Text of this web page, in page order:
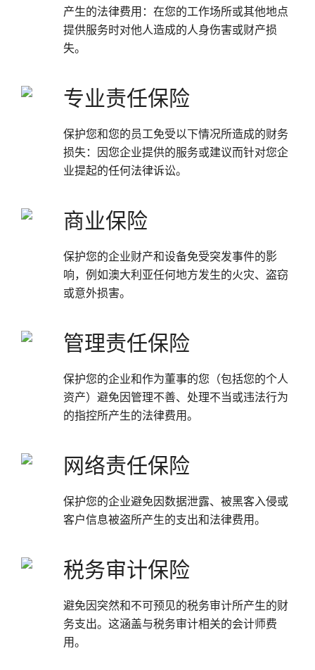
产生的法律费用：在您的工作场所或其他地点
提供服务时对他人造成的人身伤害或财产损
失。
专业责任保险
保护您和您的员工免受以下情况所造成的财务
损失：因您企业提供的服务或建议而针对您企
业提起的任何法律诉讼。
商业保险
保护您的企业财产和设备免受突发事件的影
响，例如澳大利亚任何地方发生的火灾、盗窃
或意外损害。
管理责任保险
保护您的企业和作为董事的您（包括您的个人
资产）避免因管理不善、处理不当或违法行为
的指控所产生的法律费用。
网络责任保险
保护您的企业避免因数据泄露、被黑客入侵或
客户信息被盗所产生的支出和法律费用。
税务审计保险
避免因突然和不可预见的税务审计所产生的财
务支出。这涵盖与税务审计相关的会计师费
用。